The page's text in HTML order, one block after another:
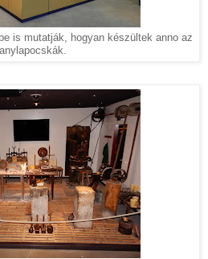
is mutatják, hogyan készültek anno az